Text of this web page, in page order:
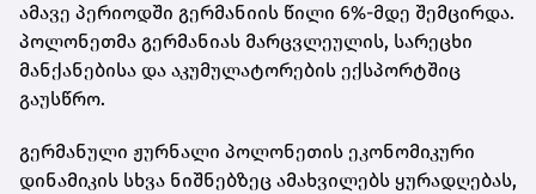
ამავე პერიოდში გერმანიის წილი 6%-მდე შემცირდა.
პოლონეთმა გერმანიას მარცვლეულის, სარეცხი
მანქანებისა და აკუმულატორების ექსპორტშიც
გაუსწრო.
გერმანული ჟურნალი პოლონეთის ეკონომიკური
დინამიკის სხვა ნიშნებზეც ამახვილებს ყურადღებას,